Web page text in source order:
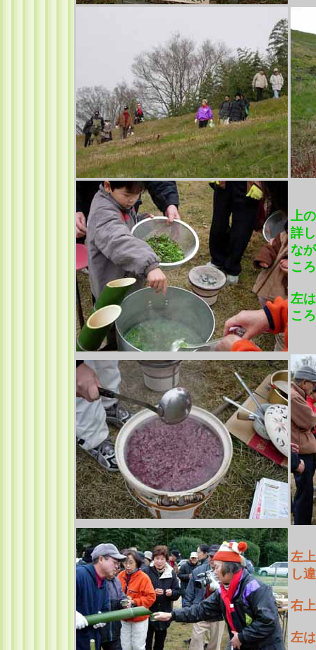
上
詳
な
こ
左
こ
左
し
右
左